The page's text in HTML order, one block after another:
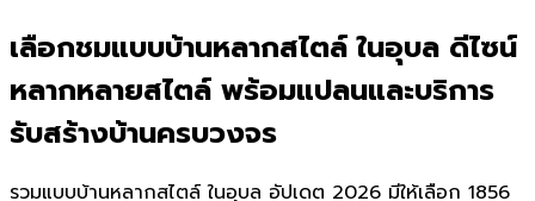
เลือกชมแบบบ้านหลากสไตล์ ในอุบล ดีไซน์
หลากหลายสไตล์ พร้อมแปลนและบริการ
รับสร้างบ้านครบวงจร
รวมแบบบ้านหลากสไตล์ ในอุบล อัปเดต 2026 มีให้เลือก 1856